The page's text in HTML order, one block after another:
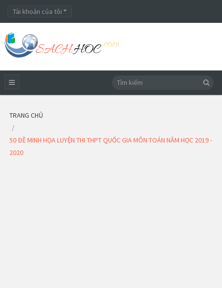
Tài khoản của tôi
TRANG CHỦ
50 ĐỀ MINH HỌA LUYỆN THI THPT QUỐC GIA MÔN TOÁN NĂM HỌC 2019 -
2020